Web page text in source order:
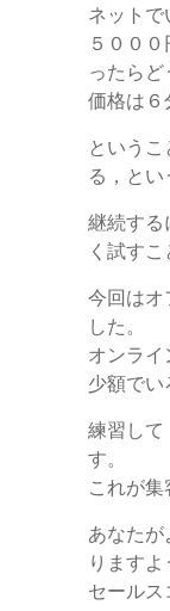
ネット
５００
ったらど
価格は６
という
る，とい
継続する
く試すこ
今回はオ
した。
オンラ
少額でい
練習して
す。
これが集
あなた
りますよ
セール